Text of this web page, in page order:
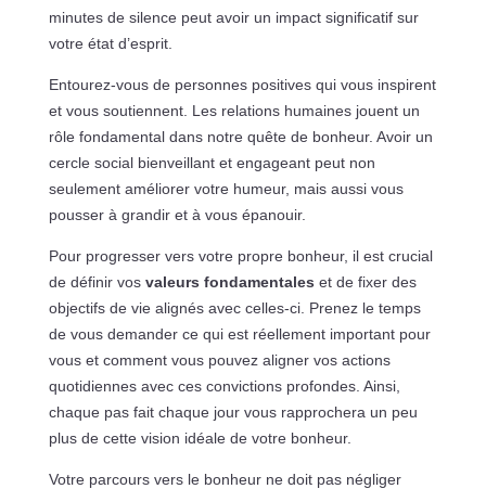
minutes de silence peut avoir un impact significatif sur
votre état d’esprit.
Entourez-vous de personnes positives qui vous inspirent
et vous soutiennent. Les relations humaines jouent un
rôle fondamental dans notre quête de bonheur. Avoir un
cercle social bienveillant et engageant peut non
seulement améliorer votre humeur, mais aussi vous
pousser à grandir et à vous épanouir.
Pour progresser vers votre propre bonheur, il est crucial
de définir vos valeurs fondamentales et de fixer des
objectifs de vie alignés avec celles-ci. Prenez le temps
de vous demander ce qui est réellement important pour
vous et comment vous pouvez aligner vos actions
quotidiennes avec ces convictions profondes. Ainsi,
chaque pas fait chaque jour vous rapprochera un peu
plus de cette vision idéale de votre bonheur.
Votre parcours vers le bonheur ne doit pas négliger